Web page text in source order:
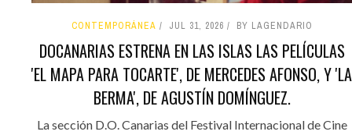
CONTEMPORÁNEA JUL 31, 2026 BY LAGENDARIO
DOCANARIAS ESTRENA EN LAS ISLAS LAS PELÍCULAS
'EL MAPA PARA TOCARTE', DE MERCEDES AFONSO, Y 'LA
BERMA', DE AGUSTÍN DOMÍNGUEZ.
La sección D.O. Canarias del Festival Internacional de Cine